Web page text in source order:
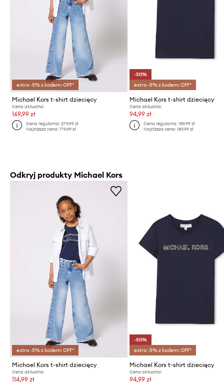
extra -5% z kodem: OFF*
Michael Kors t-shirt dziecięcy
Cena aktualna:
169,99 zł
Cena regularna:279,99 zł
Najniższa cena:179,99 zł
-50%
extra -5% z kodem: OFF*
Michael Kors t-shirt dziecięcy
Cena aktualna:
94,99 zł
Cena regularna: 189,99 zł
Najniższa cena: 189,99 zł
Odkryj produkty Michael Kors
extra -5% z kodem: OFF*
Michael Kors t-shirt dziecięcy
Cena aktualna:
114,99 zł
-50%
extra -5% z kodem: OFF*
Michael Kors t-shirt dziecięcy
Cena aktualna:
94,99 zł